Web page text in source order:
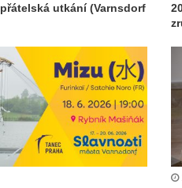
utkání (Varnsdorf